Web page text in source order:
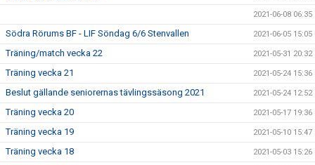
2021-06-08 06:35
Södra Rörums BF - LIF Söndag 6/6 Stenvallen 2021-06-05 15:05
Träning/match vecka 22 2021-05-31 20:32
Träning vecka 21 2021-05-24 15:36
Beslut gällande seniorernas tävlingssäsong 2021 2021-05-24 12:52
Träning vecka 20 2021-05-17 19:36
Träning vecka 19 2021-05-10 15:47
Träning vecka 18 2021-05-03 15:26